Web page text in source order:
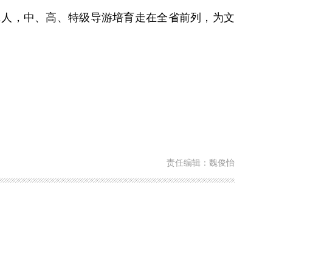
，中、高、特级导游培育走在全省前列，为文
责任编辑：魏俊怡